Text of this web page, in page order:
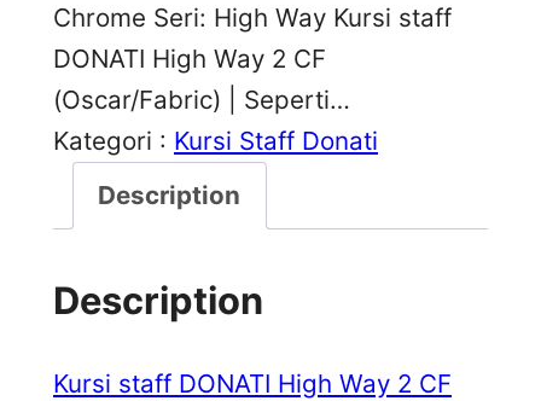
Chrome Seri: High Way Kursi staff
DONATI High Way 2 CF
(Oscar/Fabric) | Seperti…
Kategori : Kursi Staff Donati
Description
Description
Kursi staff DONATI High Way 2 CF